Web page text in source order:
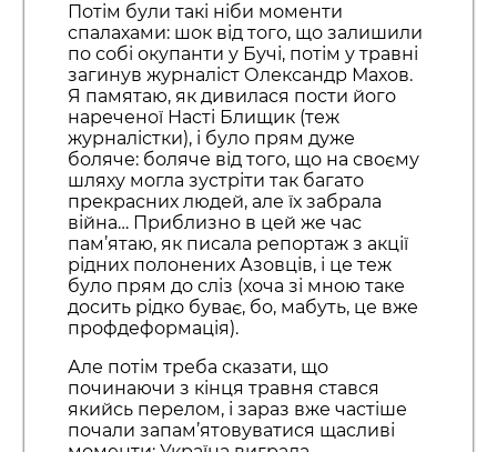
Потім були такі ніби моменти
спалахами: шок від того, що залишили
по собі окупанти у Бучі, потім у травні
загинув журналіст Олександр Махов.
Я памятаю, як дивилася пости його
нареченої Насті Блищик (теж
журналістки), і було прям дуже
боляче: боляче від того, що на своєму
шляху могла зустріти так багато
прекрасних людей, але їх забрала
війна… Приблизно в цей же час
пам’ятаю, як писала репортаж з акції
рідних полонених Азовців, і це теж
було прям до сліз (хоча зі мною таке
досить рідко буває, бо, мабуть, це вже
профдеформація).
Але потім треба сказати, що
починаючи з кінця травня стався
якийсь перелом, і зараз вже частіше
почали запам’ятовуватися щасливі